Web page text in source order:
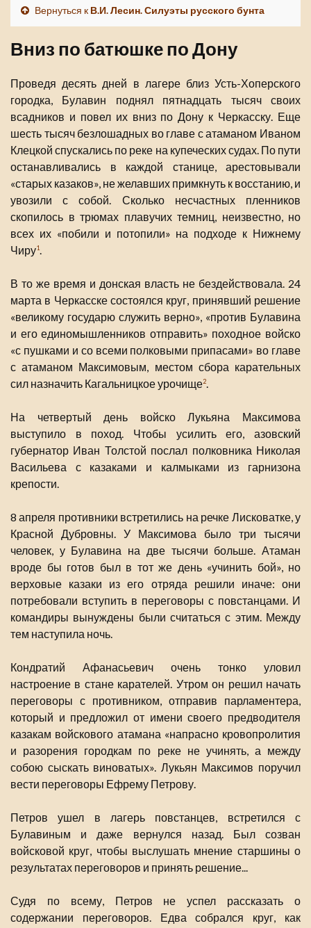
Вернуться к В.И. Лесин. Силуэты русского бунта
Вниз по батюшке по Дону
Проведя десять дней в лагере близ Усть-Хоперского
городка, Булавин поднял пятнадцать тысяч своих
всадников и повел их вниз по Дону к Черкасску. Еще
шесть тысяч безлошадных во главе с атаманом Иваном
Клецкой спускались по реке на купеческих судах. По пути
останавливались в каждой станице, арестовывали
«старых казаков», не желавших примкнуть к восстанию, и
увозили с собой. Сколько несчастных пленников
скопилось в трюмах плавучих темниц, неизвестно, но
всех их «побили и потопили» на подходе к Нижнему
Чиру1.
В то же время и донская власть не бездействовала. 24
марта в Черкасске состоялся круг, принявший решение
«великому государю служить верно», «против Булавина
и его единомышленников отправить» походное войско
«с пушками и со всеми полковыми припасами» во главе
с атаманом Максимовым, местом сбора карательных
сил назначить Кагальницкое урочище2.
На четвертый день войско Лукьяна Максимова
выступило в поход. Чтобы усилить его, азовский
губернатор Иван Толстой послал полковника Николая
Васильева с казаками и калмыками из гарнизона
крепости.
8 апреля противники встретились на речке Лисковатке, у
Красной Дубровны. У Максимова было три тысячи
человек, у Булавина на две тысячи больше. Атаман
вроде бы готов был в тот же день «учинить бой», но
верховые казаки из его отряда решили иначе: они
потребовали вступить в переговоры с повстанцами. И
командиры вынуждены были считаться с этим. Между
тем наступила ночь.
Кондратий Афанасьевич очень тонко уловил
настроение в стане карателей. Утром он решил начать
переговоры с противником, отправив парламентера,
который и предложил от имени своего предводителя
казакам войскового атамана «напрасно кровопролития
и разорения городкам по реке не учинять, а между
собою сыскать виноватых». Лукьян Максимов поручил
вести переговоры Ефрему Петрову.
Петров ушел в лагерь повстанцев, встретился с
Булавиным и даже вернулся назад. Был созван
войсковой круг, чтобы выслушать мнение старшины о
результатах переговоров и принять решение...
Судя по всему, Петров не успел рассказать о
содержании переговоров. Едва собрался круг, как